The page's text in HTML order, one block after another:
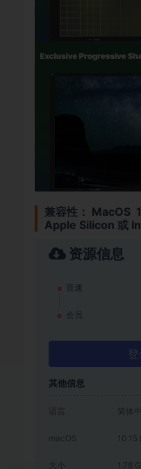
兼容性： MacOS
Apple Silicon 或
资源信息
普通
会员
其他信息
语言 简体
macOS
大小 1.78 G